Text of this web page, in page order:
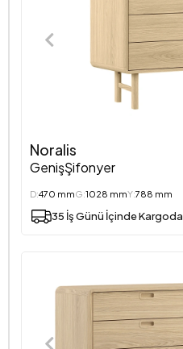
Noralis
GenişŞifonyer
D:470 mmG:1028 mmY:788 mm
35 İş Günü İçinde Kargoda